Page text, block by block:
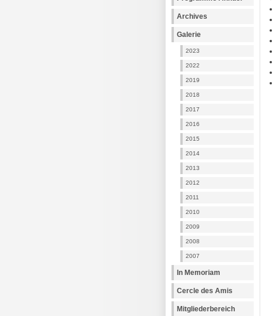
Archives
Galerie
2023
2022
2019
2018
2017
2016
2015
2014
2013
2012
2011
2010
2009
2008
2007
In Memoriam
Cercle des Amis
Mitgliederbereich